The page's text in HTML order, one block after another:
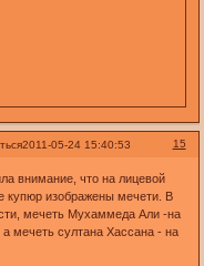
15
2011-05-24 15:40:53
внимание, что на лицевой
купюр изображены мечети. В
мечеть Мухаммеда Али -на
а мечеть султана Хассана - на